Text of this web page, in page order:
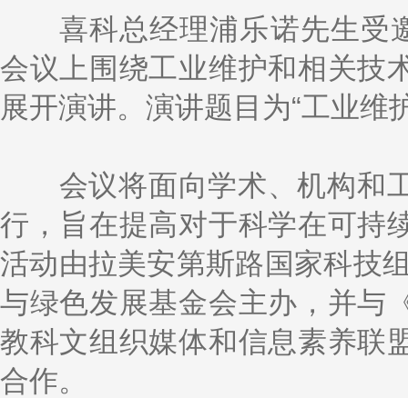
喜科总经理浦乐诺先生受
会议上围绕工业维护和相关技
展开演讲。演讲题目为“工业维
会议将面向学术、机构和工
行，旨在提高对于科学在可持
活动由拉美安第斯路国家科技
与绿色发展基金会主办，并与
教科文组织媒体和信息素养联
合作。